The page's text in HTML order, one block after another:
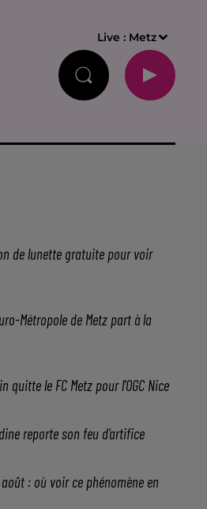
Live : Metz
de lunette gratuite pour voir
Métropole de Metz part à la
quitte le FC Metz pour l'OGC Nice
reporte son feu d’artifice
: où voir ce phénomène en